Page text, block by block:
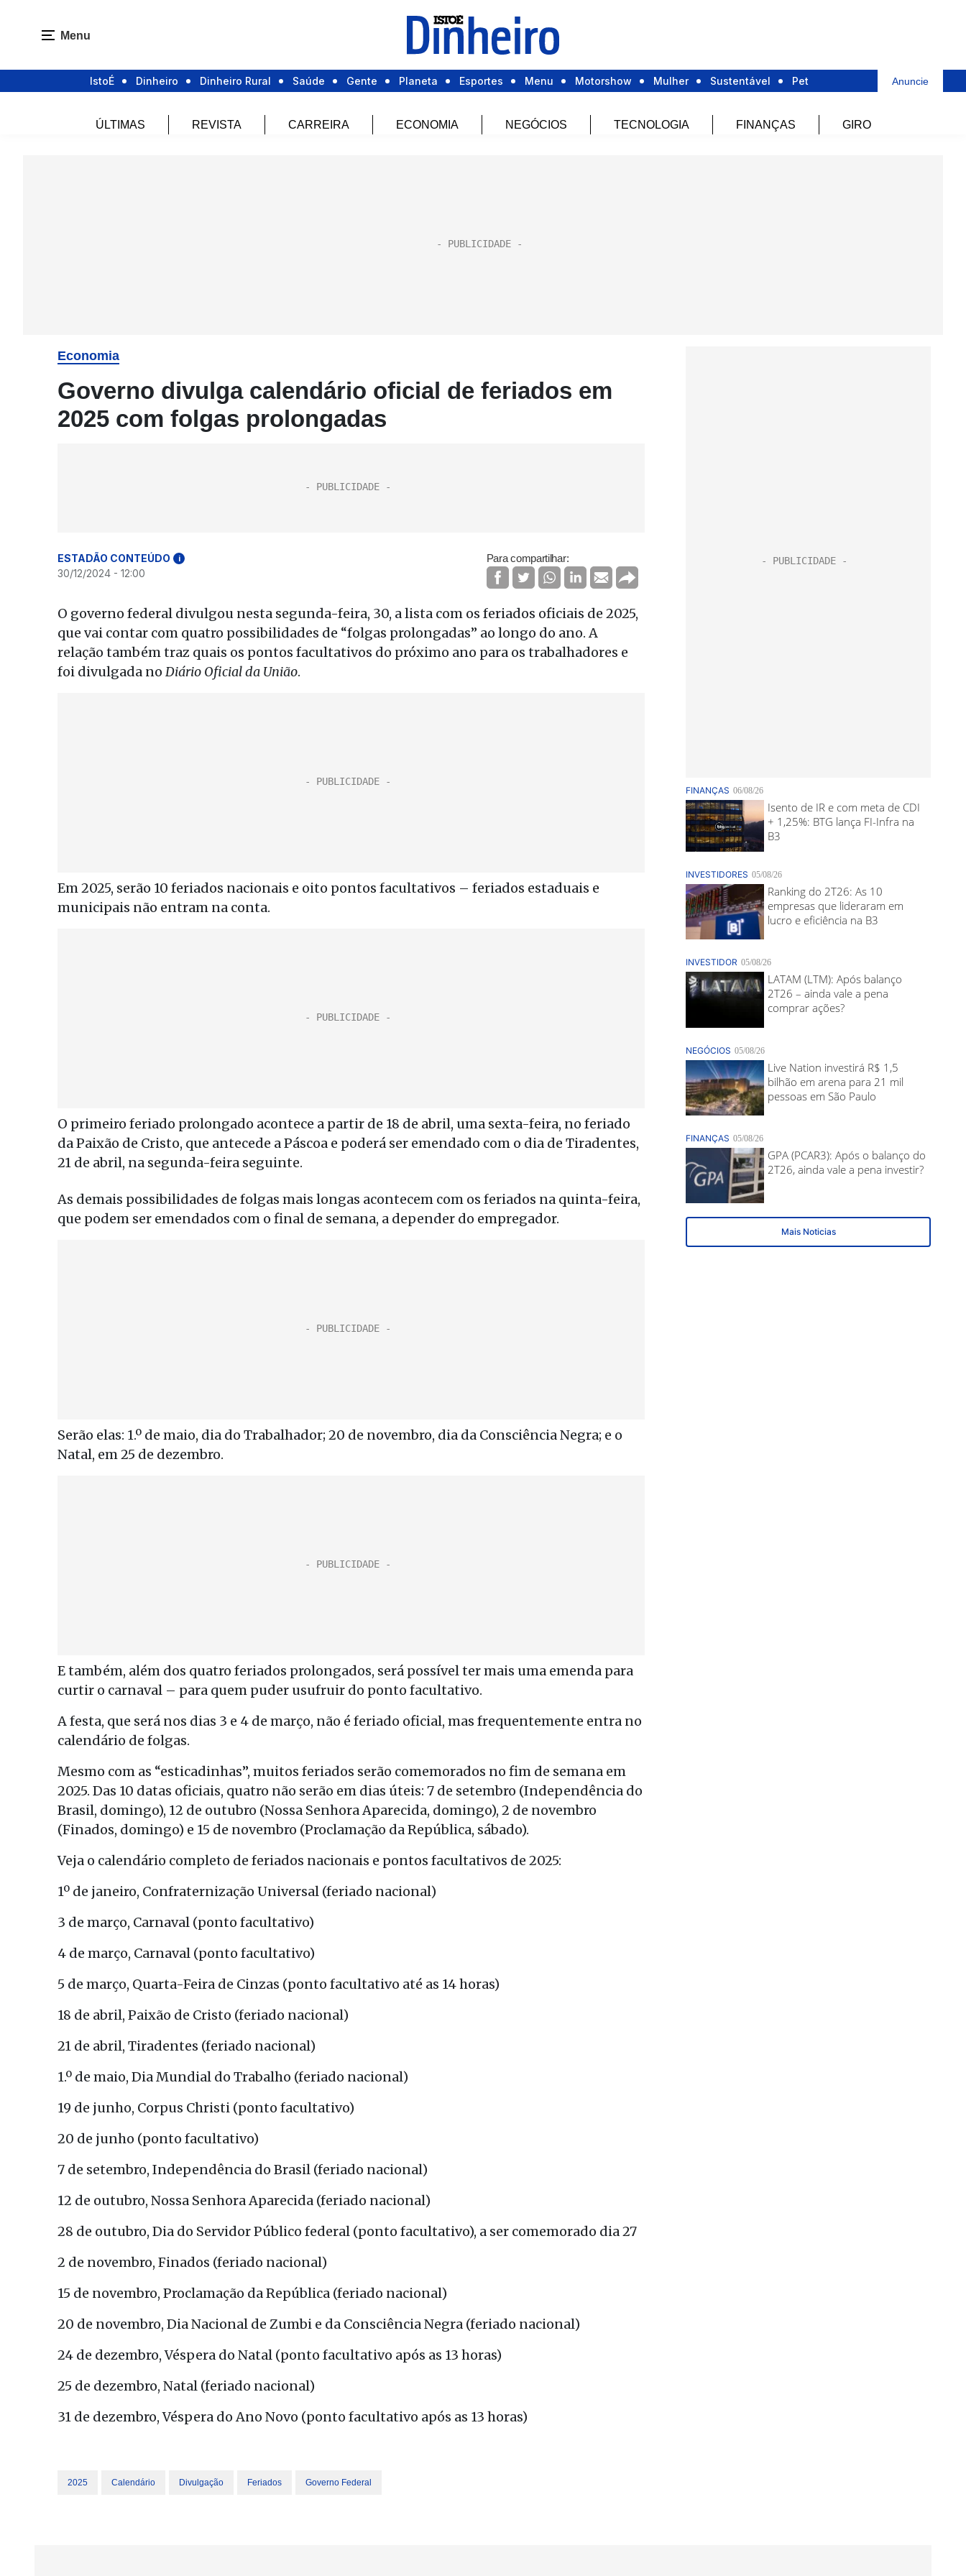
Menu
IstoÉ Dinheiro Dinheiro Rural Saúde Gente Planeta Esportes Menu Motorshow Mulher Sustentável Pet Anuncie
ÚLTIMAS REVISTA CARREIRA ECONOMIA NEGÓCIOS TECNOLOGIA FINANÇAS GIRO
Economia
Governo divulga calendário oficial de feriados em
2025 com folgas prolongadas
ESTADÃO CONTEÚDO i
30/12/2024 - 12:00
Para compartilhar:
O governo federal divulgou nesta segunda-feira, 30, a lista com os feriados oficiais de 2025,
que vai contar com quatro possibilidades de “folgas prolongadas” ao longo do ano. A
relação também traz quais os pontos facultativos do próximo ano para os trabalhadores e
foi divulgada no Diário Oficial da União.
Em 2025, serão 10 feriados nacionais e oito pontos facultativos – feriados estaduais e
municipais não entram na conta.
O primeiro feriado prolongado acontece a partir de 18 de abril, uma sexta-feira, no feriado
da Paixão de Cristo, que antecede a Páscoa e poderá ser emendado com o dia de Tiradentes,
21 de abril, na segunda-feira seguinte.
As demais possibilidades de folgas mais longas acontecem com os feriados na quinta-feira,
que podem ser emendados com o final de semana, a depender do empregador.
Serão elas: 1.º de maio, dia do Trabalhador; 20 de novembro, dia da Consciência Negra; e o
Natal, em 25 de dezembro.
E também, além dos quatro feriados prolongados, será possível ter mais uma emenda para
curtir o carnaval – para quem puder usufruir do ponto facultativo.
A festa, que será nos dias 3 e 4 de março, não é feriado oficial, mas frequentemente entra no
calendário de folgas.
Mesmo com as “esticadinhas”, muitos feriados serão comemorados no fim de semana em
2025. Das 10 datas oficiais, quatro não serão em dias úteis: 7 de setembro (Independência do
Brasil, domingo), 12 de outubro (Nossa Senhora Aparecida, domingo), 2 de novembro
(Finados, domingo) e 15 de novembro (Proclamação da República, sábado).
Veja o calendário completo de feriados nacionais e pontos facultativos de 2025:
1º de janeiro, Confraternização Universal (feriado nacional)
3 de março, Carnaval (ponto facultativo)
4 de março, Carnaval (ponto facultativo)
5 de março, Quarta-Feira de Cinzas (ponto facultativo até as 14 horas)
18 de abril, Paixão de Cristo (feriado nacional)
21 de abril, Tiradentes (feriado nacional)
1.º de maio, Dia Mundial do Trabalho (feriado nacional)
19 de junho, Corpus Christi (ponto facultativo)
20 de junho (ponto facultativo)
7 de setembro, Independência do Brasil (feriado nacional)
12 de outubro, Nossa Senhora Aparecida (feriado nacional)
28 de outubro, Dia do Servidor Público federal (ponto facultativo), a ser comemorado dia 27
2 de novembro, Finados (feriado nacional)
15 de novembro, Proclamação da República (feriado nacional)
20 de novembro, Dia Nacional de Zumbi e da Consciência Negra (feriado nacional)
24 de dezembro, Véspera do Natal (ponto facultativo após as 13 horas)
25 de dezembro, Natal (feriado nacional)
31 de dezembro, Véspera do Ano Novo (ponto facultativo após as 13 horas)
2025 Calendário Divulgação Feriados Governo Federal